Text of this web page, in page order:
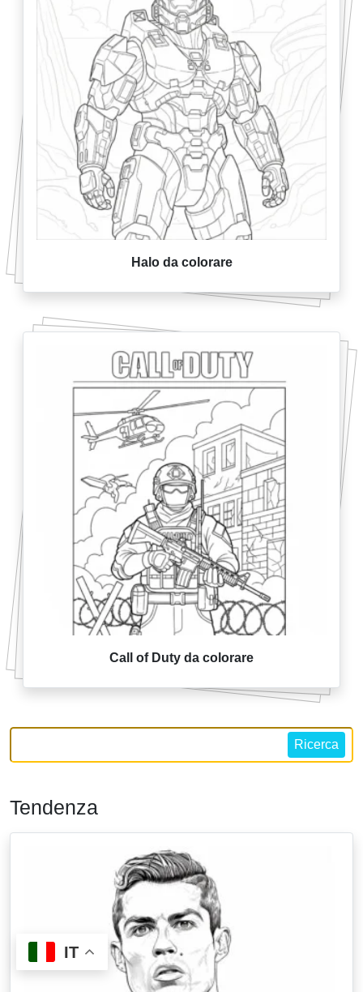
Halo da colorare
Call of Duty da colorare
Ricerca
Tendenza
IT